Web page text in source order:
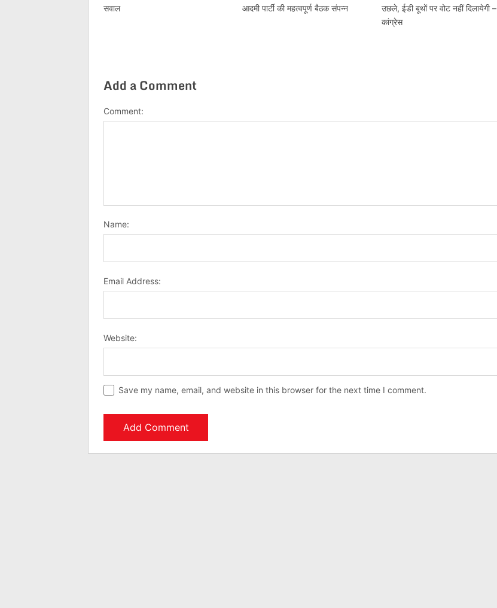
सवाल
आदमी पार्टी की महत्वपूर्ण बैठक संपन्न
उछले, ईडी बूथों पर वोट नहीं दिलायेगी –
कांग्रेस
Add a Comment
Comment:
Name:
Email Address:
Website:
Save my name, email, and website in this browser for the next time I comment.